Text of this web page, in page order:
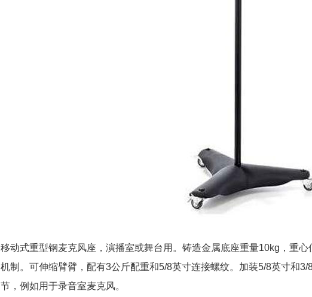
移动式重型钢麦克风座，演播室或舞台用。铸造金属底座重量10kg，重
机制。可伸缩臂臂，配有3公斤配重和5/8英寸连接螺纹。加装5/8英寸和
节，例如用于录音室麦克风。